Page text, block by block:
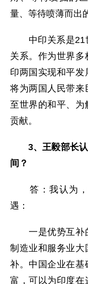
量、等待喷薄而出
中印关系是21
关系。作为世界多
印两国实现和平发
将为两国人民带来
至世界的和平、
贡献。
3、王毅部长
间？
答：我认为，
遇：
一是优势互补
制造业和服务业大
补。中国企业在
富，可以为印度在